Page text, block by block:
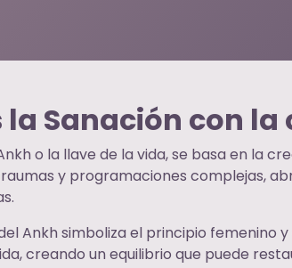
la Sanación con
o la llave de la vida, se basa en la
y programaciones complejas,
Ankh simboliza el principio
creando un equilibrio que puede